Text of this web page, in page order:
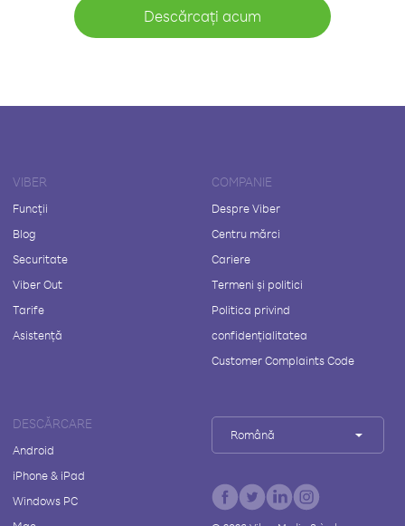
Descărcați acum
VIBER
Funcții
Blog
Securitate
Viber Out
Tarife
Asistență
COMPANIE
Despre Viber
Centru mărci
Cariere
Termeni și politici
Politica privind
confidențialitatea
Customer Complaints Code
DESCĂRCARE
Android
iPhone & iPad
Windows PC
Română